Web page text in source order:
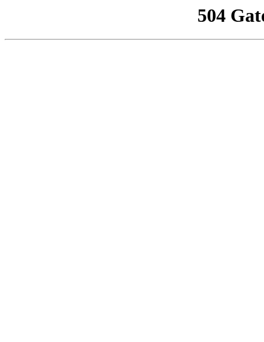
504